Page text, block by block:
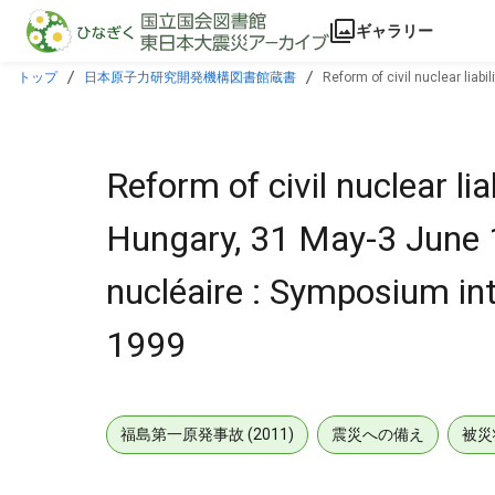
本文に飛ぶ
ギャラリー
トップ 日本原子力研究開発機構図書館蔵書
Reform of civil nuclear
Reform of civil nuclear
Hungary, 31 May-3
nucléaire : Symposium
1999
福島第一原発事故 (2011) 震災への備え 被災